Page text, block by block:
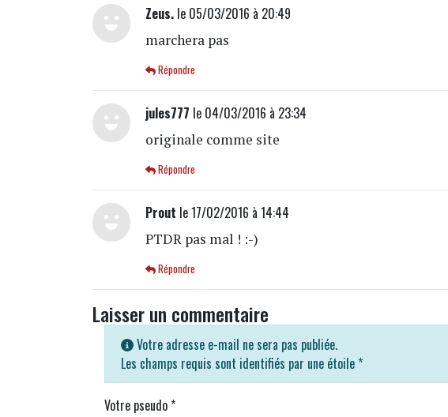
Zeus. le 05/03/2016 à 20:49
marchera pas
Répondre
jules777 le 04/03/2016 à 23:34
originale comme site
Répondre
Prout le 17/02/2016 à 14:44
PTDR pas mal ! :-)
Répondre
Laisser un commentaire
Votre adresse e-mail ne sera pas publiée.
Les champs requis sont identifiés par une étoile *
Votre pseudo*